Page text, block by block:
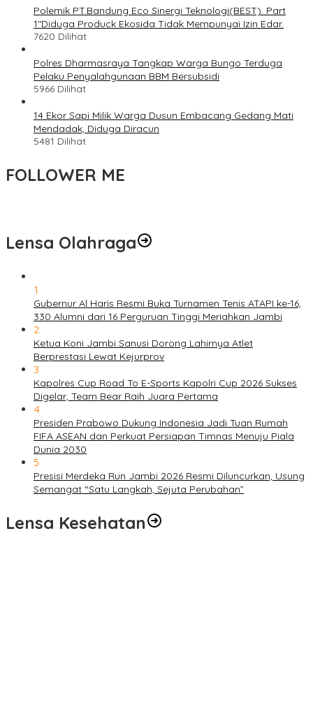
Polemik PT.Bandung Eco Sinergi Teknologi(BEST). Part
1″Diduga Produck Ekosida Tidak Mempunyai Izin Edar.
7620 Dilihat
Polres Dharmasraya Tangkap Warga Bungo Terduga
Pelaku Penyalahgunaan BBM Bersubsidi
5966 Dilihat
14 Ekor Sapi Milik Warga Dusun Embacang Gedang Mati
Mendadak, Diduga Diracun
5481 Dilihat
FOLLOWER ME
Lensa Olahraga
1
Gubernur Al Haris Resmi Buka Turnamen Tenis ATAPI ke-16,
330 Alumni dari 16 Perguruan Tinggi Meriahkan Jambi
2
Ketua Koni Jambi Sanusi Dorong Lahirnya Atlet
Berprestasi Lewat Kejurprov
3
Kapolres Cup Road To E-Sports Kapolri Cup 2026 Sukses
Digelar, Team Bear Raih Juara Pertama
4
Presiden Prabowo Dukung Indonesia Jadi Tuan Rumah
FIFA ASEAN dan Perkuat Persiapan Timnas Menuju Piala
Dunia 2030
5
Presisi Merdeka Run Jambi 2026 Resmi Diluncurkan, Usung
Semangat “Satu Langkah, Sejuta Perubahan”
Lensa Kesehatan